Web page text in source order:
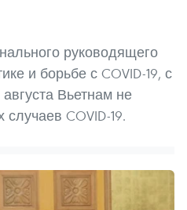
руководящего
и борьбе с COVID-19, с
августа Вьетнам не
COVID-19.